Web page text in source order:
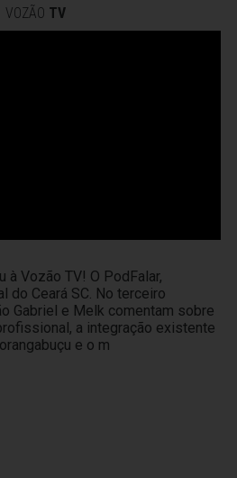
VOZÃO TV
à Vozão TV! O PodFalar,
do Ceará SC. No terceiro
Gabriel e Melk comentam sobre
a integração existente
e o m